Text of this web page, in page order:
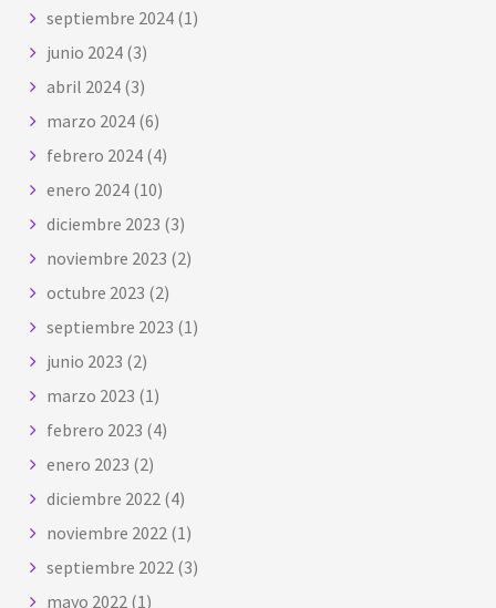
septiembre 2024 (1)
junio 2024 (3)
abril 2024 (3)
marzo 2024 (6)
febrero 2024 (4)
enero 2024 (10)
diciembre 2023 (3)
noviembre 2023 (2)
octubre 2023 (2)
septiembre 2023 (1)
junio 2023 (2)
marzo 2023 (1)
febrero 2023 (4)
enero 2023 (2)
diciembre 2022 (4)
noviembre 2022 (1)
septiembre 2022 (3)
mayo 2022 (1)